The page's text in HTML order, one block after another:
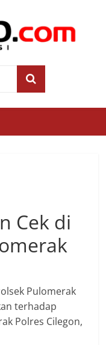
Cek di
Pulomerak
terhadap
Polres Cilegon,